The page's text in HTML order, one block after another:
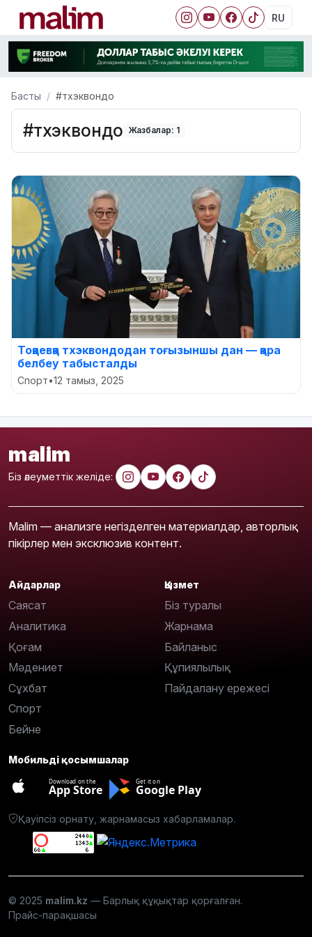
RU
Басты #тхэквондо
#тхэквондо Жазбалар: 1
Тоқаевқа тхэквондодан тоғызыншы дан — қара
белбеу табысталды
Спорт•12 тамыз, 2025
malim
Біз әлеуметтік желіде:
Malim — анализге негізделген материалдар, авторлық
пікірлер мен эксклюзив контент.
Айдарлар
Саясат
Аналитика
Қоғам
Мәдениет
Сұхбат
Спорт
Бейне
Қызмет
Біз туралы
Жарнама
Байланыс
Құпиялылық
Пайдалану ережесі
Мобильді қосымшалар
Download on the
App Store
Get it on
Google Play
Қауіпсіз орнату, жарнамасыз хабарламалар.
© 2025 malim.kz — Барлық құқықтар қорғалған.
Прайс-парақшасы